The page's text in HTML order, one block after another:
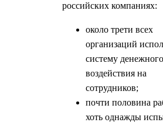
российских компаниях:
около трети всех
организаций
систему денежного
воздействия на
сотрудников;
почти половина
хоть однажды